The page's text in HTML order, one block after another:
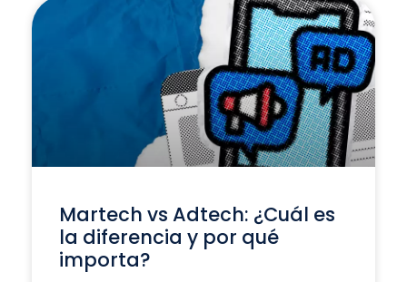
Martech vs Adtech: ¿Cuál es
la diferencia y por qué
importa?